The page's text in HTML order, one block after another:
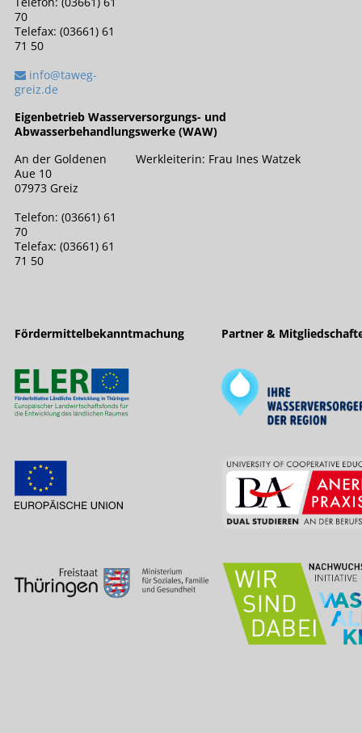
70
Telefax: (03661) 61
71 50
info@taweg-
greiz.de
Eigenbetrieb Wasserversorgungs- und
Abwasserbehandlungswerke (WAW)
An der Goldenen
Aue 10
07973 Greiz
Telefon: (03661) 61
70
Telefax: (03661) 61
71 50
Werkleiterin: Frau Ines Watzek
Fördermittelbekanntmachung Partner &